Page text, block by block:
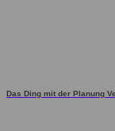
Das Ding mit der Planung